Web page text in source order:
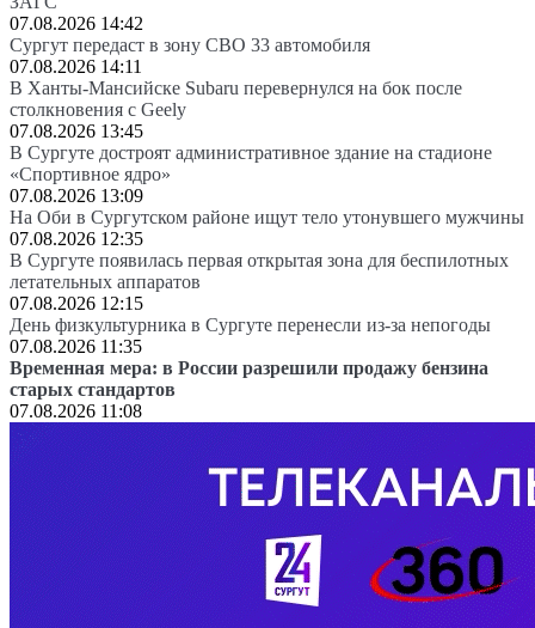
07.08.2026 14:42
Сургут передаст в зону СВО 33 автомобиля
07.08.2026 14:11
В Ханты-Мансийске Subaru перевернулся на бок после
столкновения с Geely
07.08.2026 13:45
В Сургуте достроят административное здание на стадионе
«Спортивное ядро»
07.08.2026 13:09
На Оби в Сургутском районе ищут тело утонувшего мужчины
07.08.2026 12:35
В Сургуте появилась первая открытая зона для беспилотных
летательных аппаратов
07.08.2026 12:15
День физкультурника в Сургуте перенесли из-за непогоды
07.08.2026 11:35
Временная мера: в России разрешили продажу бензина
старых стандартов
07.08.2026 11:08